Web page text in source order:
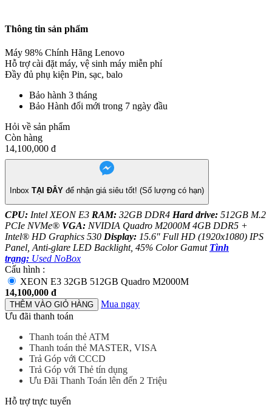
Thông tin sản phẩm
Máy 98% Chính Hãng Lenovo
Hỗ trợ cài đặt máy, vệ sinh máy miễn phí
Đầy đủ phụ kiện Pin, sạc, balo
Bảo hành 3 tháng
Bảo Hành đổi mới trong 7 ngày đầu
Hỏi về sản phẩm
Còn hàng
14,100,000 đ
Inbox TẠI ĐÂY để nhận giá siêu tốt! (Số lượng có hạn)
CPU: Intel XEON E3 RAM: 32GB DDR4 Hard drive: 512GB M.2
PCIe NVMe® VGA: NVIDIA Quadro M2000M 4GB DDR5 +
Intel® HD Graphics 530 Display: 15.6" Full HD (1920x1080) IPS
Panel, Anti-glare LED Backlight, 45% Color Gamut Tình
trạng: Used NoBox
Cấu hình :
XEON E3 32GB 512GB Quadro M2000M
14,100,000 đ
THÊM VÀO GIỎ HÀNG
Mua ngay
Ưu đãi thanh toán
Thanh toán thẻ ATM
Thanh toán thẻ MASTER, VISA
Trả Góp với CCCD
Trả Góp với Thẻ tín dụng
Ưu Đãi Thanh Toán lên đến 2 Triệu
Hỗ trợ trực tuyến